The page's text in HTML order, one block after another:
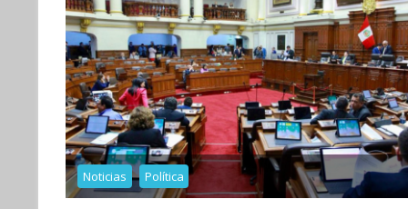
Noticias Política